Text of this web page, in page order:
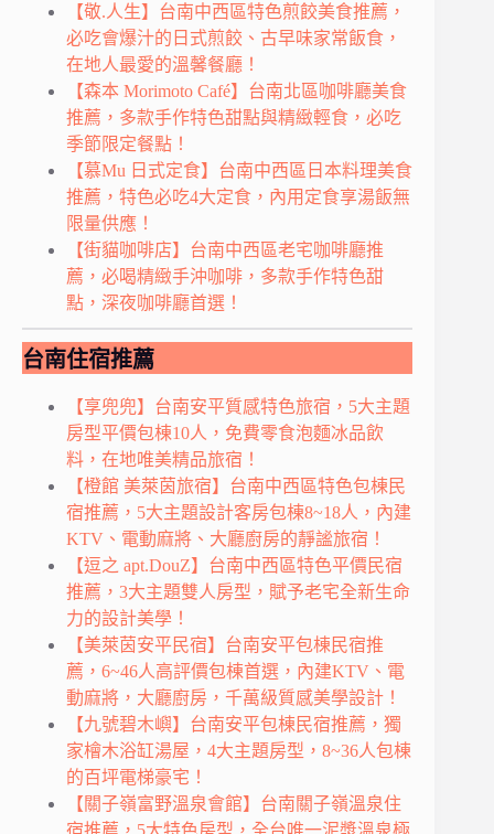
【敬.人生】台南中西區特色煎餃美食推薦，
必吃會爆汁的日式煎餃、古早味家常飯食，
在地人最愛的溫馨餐廳！
【森本 Morimoto Café】台南北區咖啡廳美食
推薦，多款手作特色甜點與精緻輕食，必吃
季節限定餐點！
【慕Mu 日式定食】台南中西區日本料理美食
推薦，特色必吃4大定食，內用定食享湯飯無
限量供應！
【街貓咖啡店】台南中西區老宅咖啡廳推
薦，必喝精緻手沖咖啡，多款手作特色甜
點，深夜咖啡廳首選！
台南住宿推薦
【享兜兜】台南安平質感特色旅宿，5大主題
房型平價包棟10人，免費零食泡麵冰品飲
料，在地唯美精品旅宿！
【橙館 美萊茵旅宿】台南中西區特色包棟民
宿推薦，5大主題設計客房包棟8~18人，內建
KTV、電動麻將、大廳廚房的靜謐旅宿！
【逗之 apt.DouZ】台南中西區特色平價民宿
推薦，3大主題雙人房型，賦予老宅全新生命
力的設計美學！
【美萊茵安平民宿】台南安平包棟民宿推
薦，6~46人高評價包棟首選，內建KTV、電
動麻將，大廳廚房，千萬級質感美學設計！
【九號碧木嶼】台南安平包棟民宿推薦，獨
家檜木浴缸湯屋，4大主題房型，8~36人包棟
的百坪電梯豪宅！
【關子嶺富野溫泉會館】台南關子嶺溫泉住
宿推薦，5大特色房型，全台唯一泥漿溫泉極